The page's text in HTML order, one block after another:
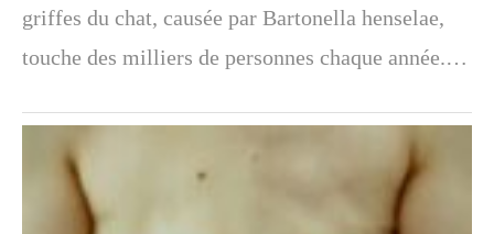
griffes du chat, causée par Bartonella henselae,
touche des milliers de personnes chaque année.…